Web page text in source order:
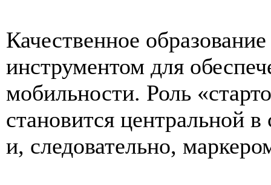
Качественное
инструментом для
мобильности. Роль
становится центральной
и, следовательно,